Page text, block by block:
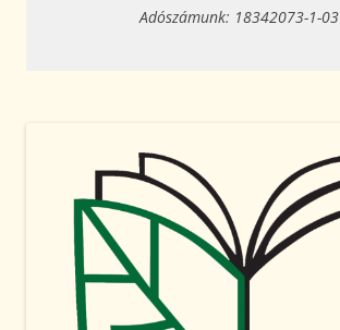
Adószámunk: 18342073-1-03